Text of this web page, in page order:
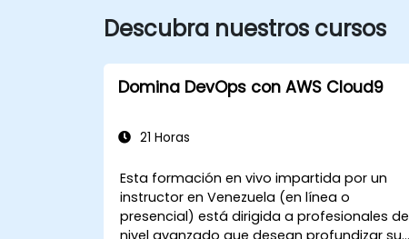
Descubra nuestros cursos
Domina DevOps con AWS Cloud9
21 Horas
Esta formación en vivo impartida por un
instructor en Venezuela (en línea o
presencial) está dirigida a profesionales de
nivel avanzado que desean profundizar su